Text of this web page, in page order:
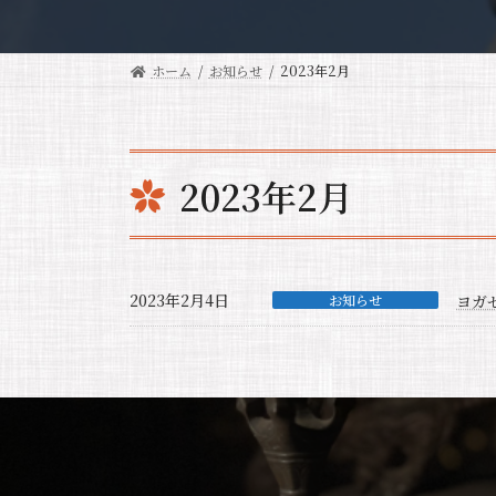
ホーム お知らせ 2023年2月
2023年2月
2023年2月4日 お知らせ ヨガ